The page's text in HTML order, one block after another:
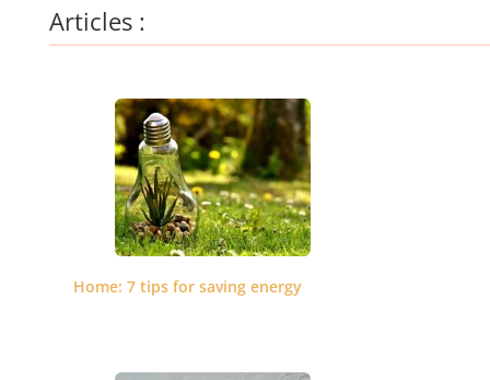
Articles :
Home: 7 tips for saving energy